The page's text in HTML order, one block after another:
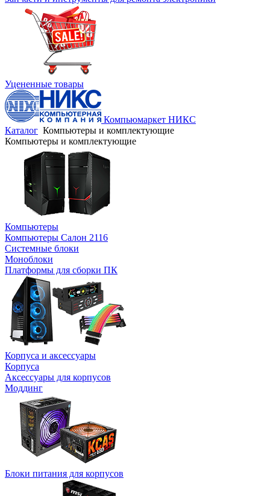
Уцененные товары
Компьюмаркет НИКС
Каталог Компьютеры и комплектующие
Компьютеры и комплектующие
Компьютеры
Компьютеры Салон 2116
Системные блоки
Моноблоки
Платформы для сборки ПК
Корпуса и аксессуары
Корпуса
Аксессуары для корпусов
Моддинг
Блоки питания для корпусов